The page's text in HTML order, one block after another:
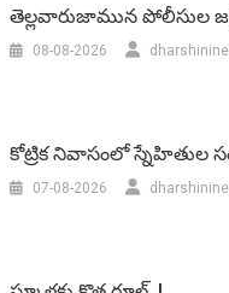
తెల్లవారుజామున పోలీసుల
08-08-2026
కోట్రిక నివాసంలో స్నేహితుల
07-08-2026